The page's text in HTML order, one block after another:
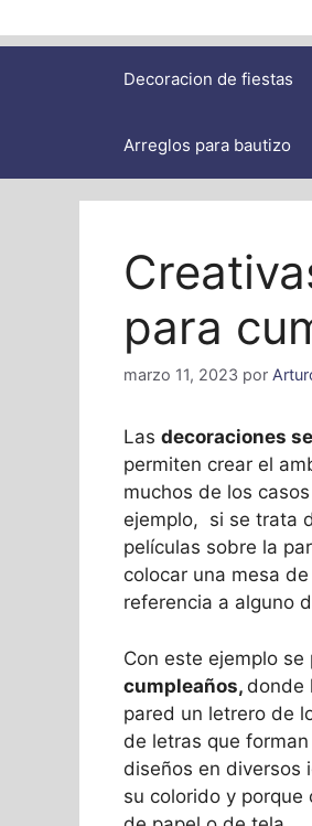
Decoracion de fiestas
Arreglos para bautizo
para
marzo 11, 2023 por
Las decoraciones
permiten crear el
muchos de los
ejemplo, si se trata
películas sobre la
colocar una mesa
referencia a alguno
Con este ejemplo
cumpleaños, donde
pared un letrero de
de letras que
diseños en diversos
su colorido y